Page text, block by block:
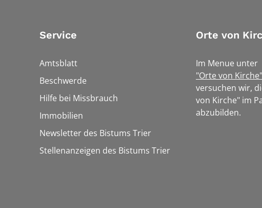
Service
Amtsblatt
Beschwerde
Hilfe bei Missbrauch
Immobilien
Newsletter des Bistums Trier
Stellenanzeigen des Bistums Trier
Orte von
Im Menue unter
"Orte von Kirche"
versuchen wir,
von Kirche" im
abzubilden.